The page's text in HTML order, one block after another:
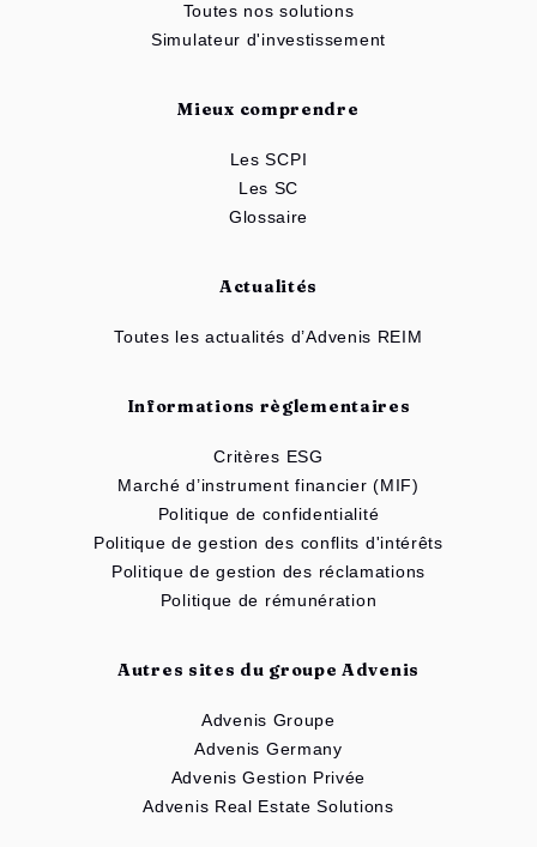
Toutes nos solutions
Simulateur d'investissement
Mieux comprendre
Les SCPI
Les SC
Glossaire
Actualités
Toutes les actualités d’Advenis REIM
Informations règlementaires
Critères ESG
Marché d’instrument financier (MIF)
Politique de confidentialité
Politique de gestion des conflits d'intérêts
Politique de gestion des réclamations
Politique de rémunération
Autres sites du groupe Advenis
Advenis Groupe
Advenis Germany
Advenis Gestion Privée
Advenis Real Estate Solutions